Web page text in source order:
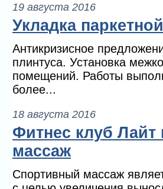
19 августа 2016
Укладка
Антикризисное
плинтуса. Установка
помещений. Работы
более...
18 августа 2016
Фитнес клуб Лайт
массаж
Спортивный массаж